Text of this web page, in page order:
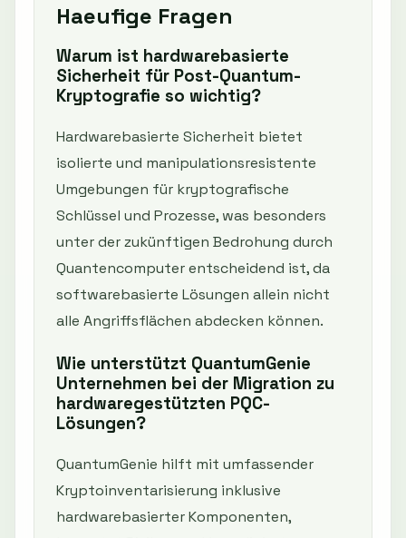
Haeufige Fragen
Warum ist hardwarebasierte
Sicherheit für Post-Quantum-
Kryptografie so wichtig?
Hardwarebasierte Sicherheit bietet
isolierte und manipulationsresistente
Umgebungen für kryptografische
Schlüssel und Prozesse, was besonders
unter der zukünftigen Bedrohung durch
Quantencomputer entscheidend ist, da
softwarebasierte Lösungen allein nicht
alle Angriffsflächen abdecken können.
Wie unterstützt QuantumGenie
Unternehmen bei der Migration zu
hardwaregestützten PQC-
Lösungen?
QuantumGenie hilft mit umfassender
Kryptoinventarisierung inklusive
hardwarebasierter Komponenten,